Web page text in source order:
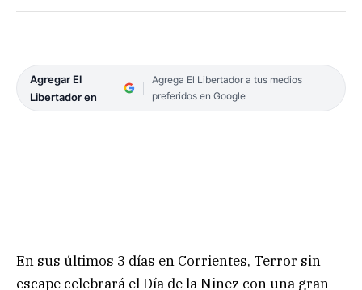
Agregar El
Libertador en
Agrega El Libertador a tus medios
preferidos en Google
En sus últimos 3 días en Corrientes, Terror sin
escape celebrará el Día de la Niñez con una gran